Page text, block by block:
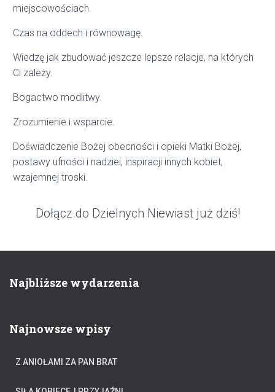
miejscowościach.
Czas na oddech i równowagę.
Wiedzę jak zbudować jeszcze lepsze relacje, na których
Ci zależy.
Bogactwo modlitwy.
Zrozumienie i wsparcie.
Doświadczenie Bożej obecności i opieki Matki Bożej,
postawy ufności i nadziei, inspiracji innych kobiet,
wzajemnej troski.
Dołącz do Dzielnych Niewiast już dziś!
Najbliższe wydarzenia
Najnowsze wpisy
Z ANIOŁAMI ZA PAN BRAT